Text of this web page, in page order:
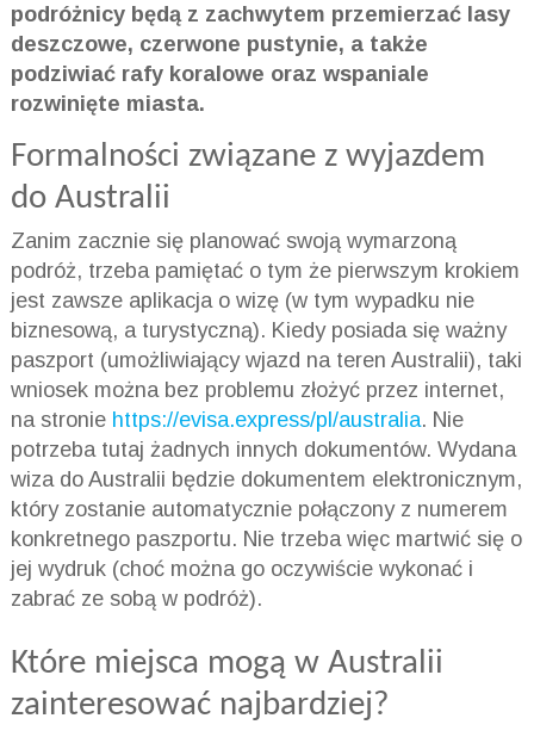
podróżnicy będą z zachwytem przemierzać lasy
deszczowe, czerwone pustynie, a także
podziwiać rafy koralowe oraz wspaniale
rozwinięte miasta.
Formalności związane z wyjazdem
do Australii
Zanim zacznie się planować swoją wymarzoną
podróż, trzeba pamiętać o tym że pierwszym krokiem
jest zawsze aplikacja o wizę (w tym wypadku nie
biznesową, a turystyczną). Kiedy posiada się ważny
paszport (umożliwiający wjazd na teren Australii), taki
wniosek można bez problemu złożyć przez internet,
na stronie https://evisa.express/pl/australia. Nie
potrzeba tutaj żadnych innych dokumentów. Wydana
wiza do Australii będzie dokumentem elektronicznym,
który zostanie automatycznie połączony z numerem
konkretnego paszportu. Nie trzeba więc martwić się o
jej wydruk (choć można go oczywiście wykonać i
zabrać ze sobą w podróż).
Które miejsca mogą w Australii
zainteresować najbardziej?